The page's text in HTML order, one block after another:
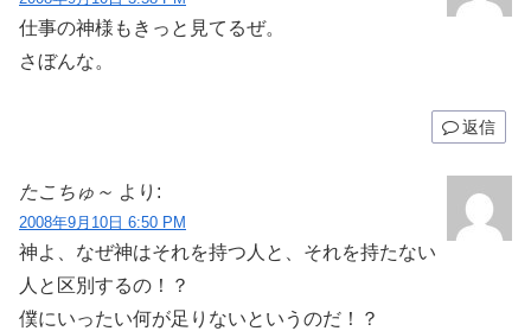
仕事の神様もきっと見てるぜ。
さぼんな。
返信
たこちゅ～ より:
2008年9月10日 6:50 PM
神よ、なぜ神はそれを持つ人と、それを持たない
人と区別するの！？
僕にいったい何が足りないというのだ！？